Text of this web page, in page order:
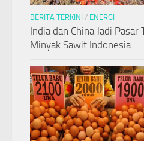
BERITA TERKINI / ENERGI
India dan China Jadi Pasar
Minyak Sawit Indonesia